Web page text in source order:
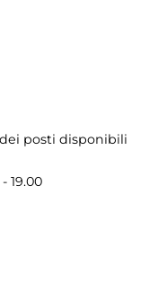
posti disponibili
19.00